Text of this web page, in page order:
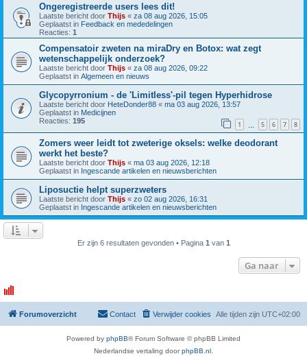
Ongeregistreerde users lees dit!
Laatste bericht door Thijs « za 08 aug 2026, 15:05
Geplaatst in Feedback en mededelingen
Reacties: 1
Compensatoir zweten na miraDry en Botox: wat zegt
wetenschappelijk onderzoek?
Laatste bericht door Thijs « za 08 aug 2026, 09:22
Geplaatst in Algemeen en nieuws
Glycopyrronium - de 'Limitless'-pil tegen Hyperhidrose
Laatste bericht door HeteDonder88 « ma 03 aug 2026, 13:57
Geplaatst in Medicijnen
Reacties: 195 1 5 6 7 8
Zomers weer leidt tot zweterige oksels: welke deodorant
werkt het beste?
Laatste bericht door Thijs « ma 03 aug 2026, 12:18
Geplaatst in Ingescande artikelen en nieuwsberichten
Liposuctie helpt superzweters
Laatste bericht door Thijs « zo 02 aug 2026, 16:31
Geplaatst in Ingescande artikelen en nieuwsberichten
Er zijn 6 resultaten gevonden • Pagina 1 van 1
Ga naar
Forumoverzicht Alle tijden zijn UTC+02:00
Verwijder cookies
Contact
Powered by phpBB® Forum Software © phpBB Limited
Nederlandse vertaling doorphpBB.nl.